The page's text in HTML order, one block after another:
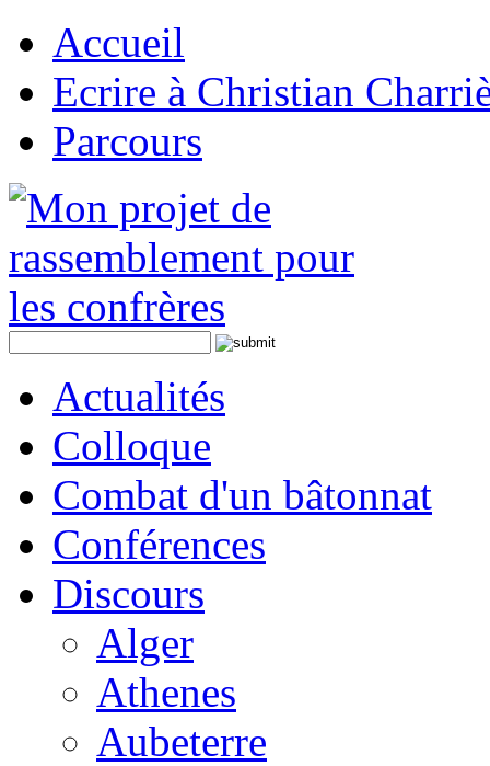
Accueil
Ecrire à Christian
Parcours
Actualités
Colloque
Combat d'un bâtonnat
Conférences
Discours
Alger
Athenes
Aubeterre